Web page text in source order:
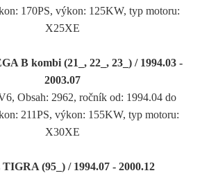
170PS, výkon: 125KW, typ motoru:
X25XE
B kombi (21_, 22_, 23_) / 1994.03 -
2003.07
Obsah: 2962, ročník od: 1994.04 do
211PS, výkon: 155KW, typ motoru:
X30XE
(95_) / 1994.07 - 2000.12